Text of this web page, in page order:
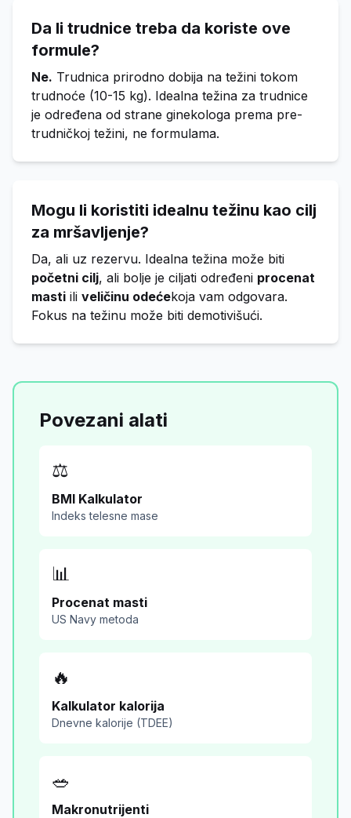
Da li trudnice treba da koriste ove
formule?
Ne. Trudnica prirodno dobija na težini tokom
trudnoće (10-15 kg). Idealna težina za trudnice
je određena od strane ginekologa prema pre-
trudničkoj težini, ne formulama.
Mogu li koristiti idealnu težinu kao cilj
za mršavljenje?
Da, ali uz rezervu. Idealna težina može biti
početni cilj, ali bolje je ciljati određeni procenat
masti ili veličinu odećekoja vam odgovara.
Fokus na težinu može biti demotivišući.
Povezani alati
⚖️
BMI Kalkulator
Indeks telesne mase
📊
Procenat masti
US Navy metoda
🔥
Kalkulator kalorija
Dnevne kalorije (TDEE)
🥗
Makronutrijenti